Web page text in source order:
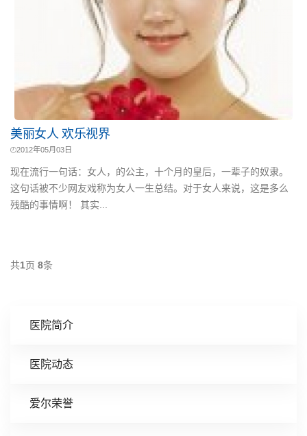
医院简介
医院动态
爱尔荣誉
美丽女人 欢乐视界
2012年05月03日
现在流行一句话：女人，的公主，十个月的皇后，一辈子的奴隶。
这句话被不少网友戏称为女人一生总结。对于女人来说，这是多么
残酷的事情啊！ 其实...
共1页 8条